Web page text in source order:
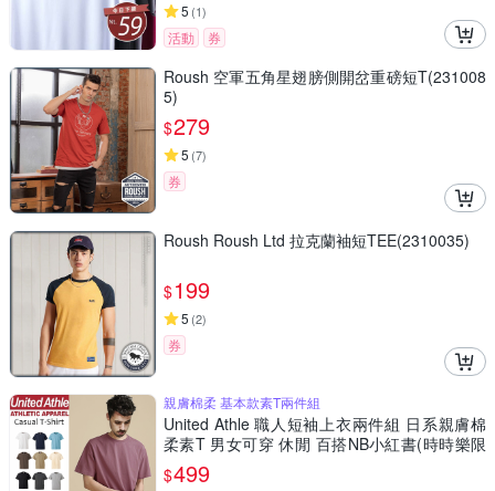
5 (1)
活動 券
Roush 空軍五角星翅膀側開岔重磅短T(231008
5)
$279
5 (7)
券
Roush Roush Ltd 拉克蘭袖短TEE(2310035)
$199
5 (2)
券
親膚棉柔 基本款素T兩件組
United Athle 職人短袖上衣兩件組 日系親膚棉
柔素T 男女可穿 休閒 百搭NB小紅書(時時樂限
定)
$499